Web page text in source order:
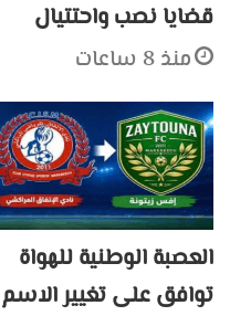
قضايا نصب واحتتيال
منذ 8 ساعات
العصبة الوطنية للهواة
توافق على تغيير الاسم